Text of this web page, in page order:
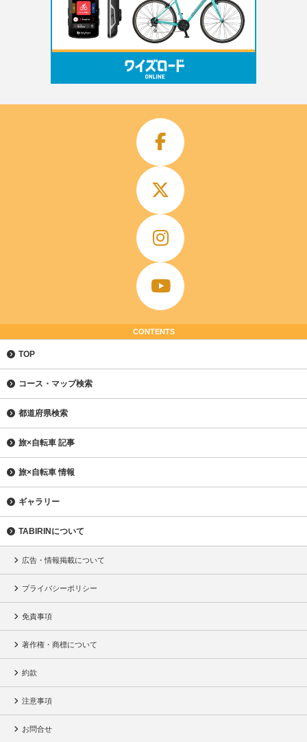
CONTENTS
TOP
コース・マップ検索
都道府県検索
旅×自転車 記事
旅×自転車 情報
ギャラリー
TABIRINについて
広告・情報掲載について
プライバシーポリシー
免責事項
著作権・商標について
約款
注意事項
お問合せ